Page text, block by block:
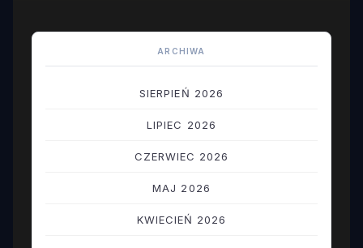
ARCHIWA
SIERPIEŃ 2026
LIPIEC 2026
CZERWIEC 2026
MAJ 2026
KWIECIEŃ 2026